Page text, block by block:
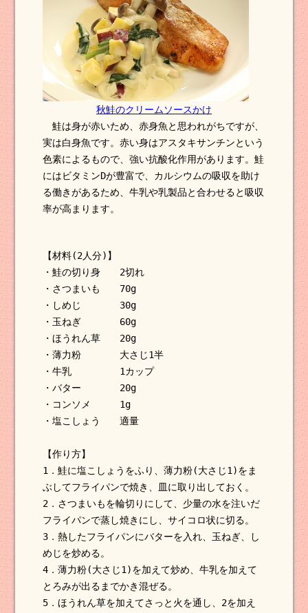
秋鮭のクリームソースかけ
鮭は身が赤いため、赤身魚と思われがちですが、
実は白身魚です。赤い身はアスタキサンチンという
色素によるもので、強い抗酸化作用があります。鮭
にはビタミンDが豊富で、カルシウムの吸収を助け
る働きがあるため、牛乳や乳製品と合わせると吸収
率が高まります。
【材料(2人分)】
・鮭の切り身 2切れ
・さつまいも 70g
・しめじ 30g
・玉ねぎ 60g
・ほうれん草 20g
・薄力粉 大さじ1半
・牛乳 1カップ
・バター 20g
・コンソメ 1g
・塩こしょう 適量
【作り方】
1．鮭に塩こしょうをふり、薄力粉(大さじ1)をま
ぶしてフライパンで焼き、皿に取り出しておく。
2．さつまいもを輪切りにして、少量の水を注いだ
フライパンで蒸し焼きにし、サイコロ状に切る。
3．熱したフライパンにバターを入れ、玉ねぎ、し
めじを炒める。
4．薄力粉(大さじ1)を加えて炒め、牛乳を加えて
とろみが出るまでかき混ぜる。
5．ほうれん草を加えてさっと火を通し、2を加え